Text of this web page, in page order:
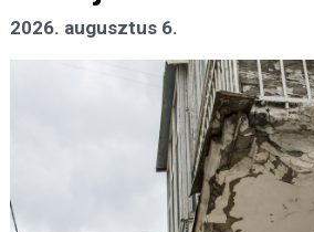
2026. augusztus 6.